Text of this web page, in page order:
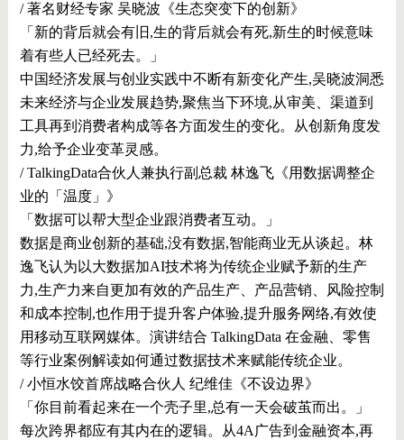
/ 著名财经专家 吴晓波《生态突变下的创新》
「新的背后就会有旧,生的背后就会有死,新生的时候意味
着有些人已经死去。」
中国经济发展与创业实践中不断有新变化产生,吴晓波洞悉
未来经济与企业发展趋势,聚焦当下环境,从审美、渠道到
工具再到消费者构成等各方面发生的变化。从创新角度发
力,给予企业变革灵感。
/ TalkingData合伙人兼执行副总裁 林逸飞《用数据调整企
业的「温度」》
「数据可以帮大型企业跟消费者互动。」
数据是商业创新的基础,没有数据,智能商业无从谈起。林
逸飞认为以大数据加AI技术将为传统企业赋予新的生产
力,生产力来自更加有效的产品生产、产品营销、风险控制
和成本控制,也作用于提升客户体验,提升服务网络,有效使
用移动互联网媒体。演讲结合 TalkingData 在金融、零售
等行业案例解读如何通过数据技术来赋能传统企业。
/ 小恒水饺首席战略合伙人 纪维佳《不设边界》
「你目前看起来在一个壳子里,总有一天会破茧而出。」
每次跨界都应有其内在的逻辑。从4A广告到金融资本,再